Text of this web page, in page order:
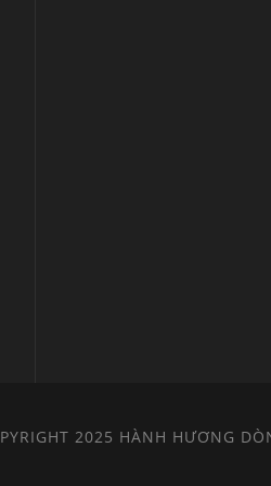
2025 HÀNH HƯƠNG